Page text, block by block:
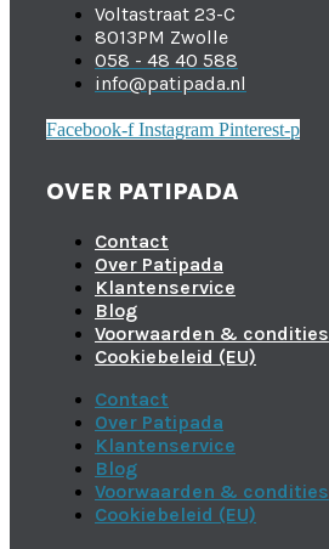
Voltastraat 23-C
8013PM Zwolle
058 - 48 40 588
info@patipada.nl
Facebook-f Instagram Pinterest-p
OVER PATIPADA
Contact
Over Patipada
Klantenservice
Blog
Voorwaarden & condities
Cookiebeleid (EU)
Contact
Over Patipada
Klantenservice
Blog
Voorwaarden & condities
Cookiebeleid (EU)